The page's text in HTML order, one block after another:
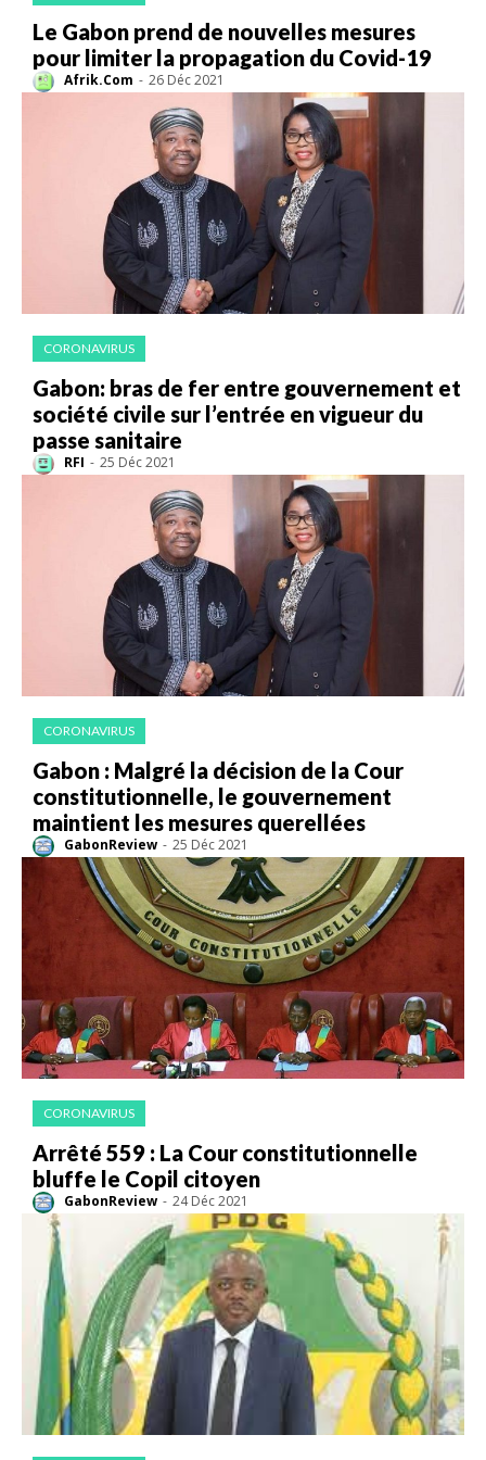
Le Gabon prend de nouvelles mesures
pour limiter la propagation du Covid-19
Afrik.Com - 26 Déc 2021
CORONAVIRUS
Gabon: bras de fer entre gouvernement et
société civile sur l’entrée en vigueur du
passe sanitaire
RFI - 25 Déc 2021
CORONAVIRUS
Gabon : Malgré la décision de la Cour
constitutionnelle, le gouvernement
maintient les mesures querellées
GabonReview - 25 Déc 2021
CORONAVIRUS
Arrêté 559 : La Cour constitutionnelle
bluffe le Copil citoyen
GabonReview - 24 Déc 2021